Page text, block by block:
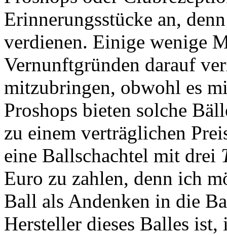
Erinnerungsstücke an,
verdienen. Einige wenige
Vernunftgründen darauf
mitzubringen, obwohl es
Proshops bieten solche
zu einem verträglichen
eine Ballschachtel mit drei
Euro zu zahlen, denn ich
Ball als Andenken in die
Hersteller dieses Balles